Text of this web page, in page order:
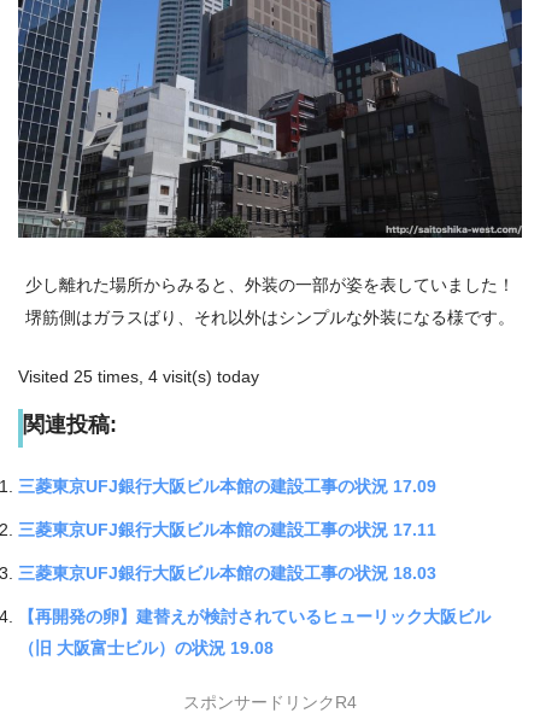
少し離れた場所からみると、外装の一部が姿を表していました！
堺筋側はガラスばり、それ以外はシンプルな外装になる様です。
Visited 25 times, 4 visit(s) today
関連投稿:
三菱東京UFJ銀行大阪ビル本館の建設工事の状況 17.09
三菱東京UFJ銀行大阪ビル本館の建設工事の状況 17.11
三菱東京UFJ銀行大阪ビル本館の建設工事の状況 18.03
【再開発の卵】建替えが検討されているヒューリック大阪ビル
（旧 大阪富士ビル）の状況 19.08
スポンサードリンクR4